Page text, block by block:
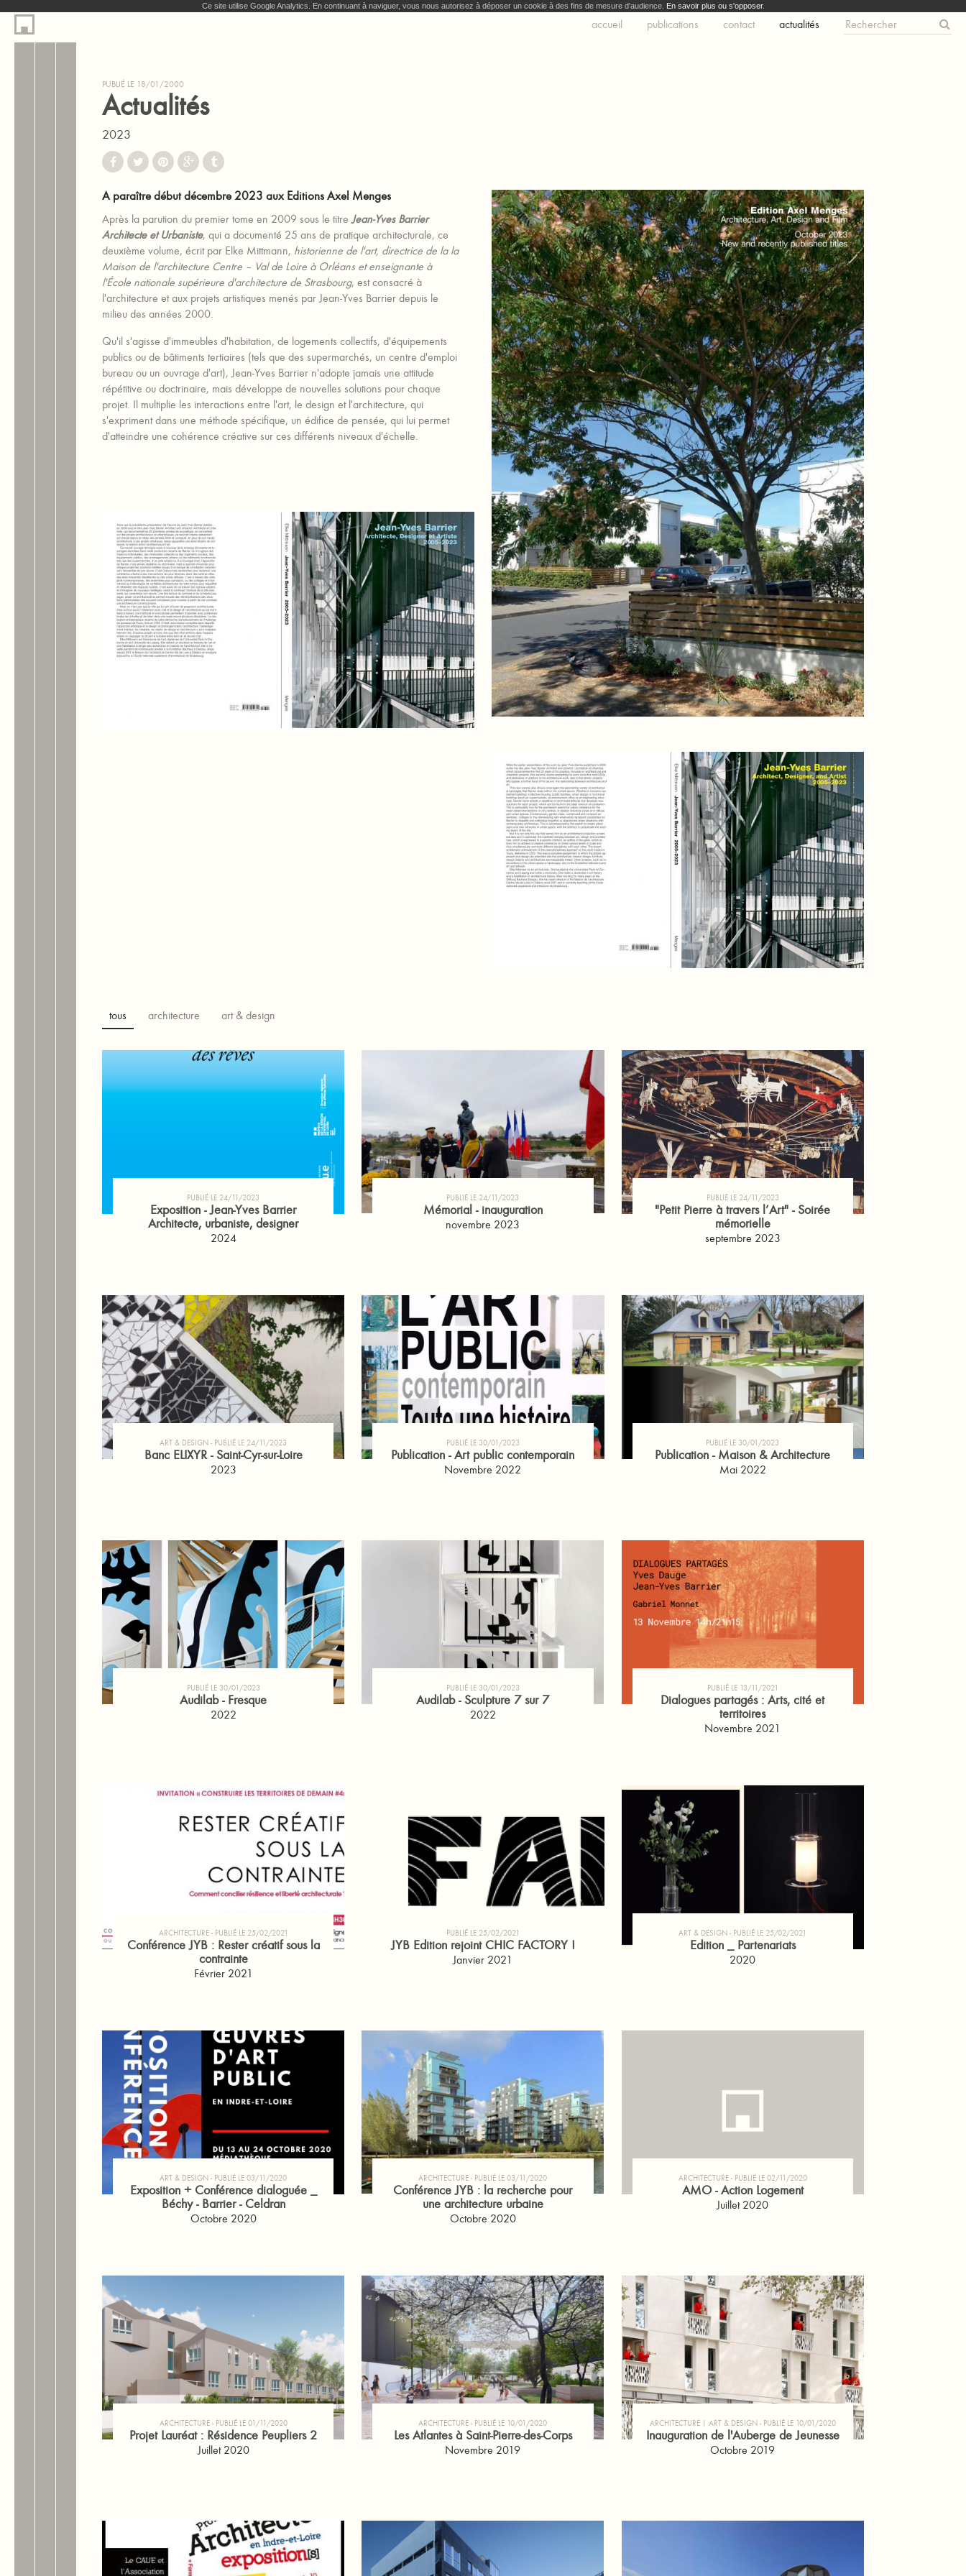
Ce site utilise Google Analytics. En continuant à naviguer, vous nous autorisez à déposer un cookie à des fins de mesure d'audience. En savoir plus ou s'opposer.
accueil publications contact actualités
PUBLIÉ LE 18/01/2000
Actualités
2023
A paraître début décembre 2023 aux Editions Axel Menges
Après la parution du premier tome en 2009 sous le titreJean-Yves Barrier
Architecte et Urbaniste, qui a documenté 25 ans de pratique architecturale, ce
deuxième volume, écrit par Elke Mittmann, historienne de l'art, directrice de la la
Maison de l'architecture Centre – Val de Loire à Orléans et enseignante à
l'École nationale supérieure d'architecture de Strasbourg, est consacré à
l'architecture et aux projets artistiques menés par Jean-Yves Barrier depuis le
milieu des années 2000.
Qu'il s'agisse d'immeubles d'habitation, de logements collectifs, d'équipements
publics ou de bâtiments tertiaires (tels que des supermarchés, un centre d'emploi
bureau ou un ouvrage d'art), Jean-Yves Barrier n'adopte jamais une attitude
répétitive ou doctrinaire, mais développe de nouvelles solutions pour chaque
projet. Il multiplie les interactions entre l'art, le design et l'architecture, qui
s'expriment dans une méthode spécifique, un édifice de pensée, qui lui permet
d'atteindre une cohérence créative sur ces différents niveaux d'échelle.
tous architecture art & design
PUBLIÉ LE 24/11/2023
Exposition - Jean-Yves Barrier
Architecte, urbaniste, designer
2024
PUBLIÉ LE 24/11/2023
Mémorial - inauguration
novembre 2023
PUBLIÉ LE 24/11/2023
"Petit Pierre à travers l’Art" - Soirée
mémorielle
septembre 2023
ART & DESIGN PUBLIÉ LE 24/11/2023
Banc ELIXYR - Saint-Cyr-sur-Loire
2023
PUBLIÉ LE 30/01/2023
Publication - Art public contemporain
Novembre 2022
PUBLIÉ LE 30/01/2023
Publication - Maison & Architecture
Mai 2022
PUBLIÉ LE 30/01/2023
Audilab - Fresque
2022
PUBLIÉ LE 30/01/2023
Audilab - Sculpture 7 sur 7
2022
PUBLIÉ LE 13/11/2021
Dialogues partagés : Arts, cité et
territoires
Novembre 2021
ARCHITECTURE PUBLIÉ LE 25/02/2021
Conférence JYB : Rester créatif sous la
contrainte
Février 2021
PUBLIÉ LE 25/02/2021
JYB Edition rejoint CHIC FACTORY !
Janvier 2021
ART & DESIGN PUBLIÉ LE 25/02/2021
Edition _ Partenariats
2020
ART & DESIGN PUBLIÉ LE 03/11/2020
Exposition + Conférence dialoguée _
Béchy - Barrier - Celdran
Octobre 2020
ARCHITECTURE PUBLIÉ LE 03/11/2020
Conférence JYB : la recherche pour
une architecture urbaine
Octobre 2020
ARCHITECTURE PUBLIÉ LE 02/11/2020
AMO - Action Logement
Juillet 2020
ARCHITECTURE PUBLIÉ LE 01/11/2020
Projet Lauréat : Résidence Peupliers 2
Juillet 2020
ARCHITECTURE PUBLIÉ LE 10/01/2020
Les Atlantes à Saint-Pierre-des-Corps
Novembre 2019
ARCHITECTURE | ART & DESIGN PUBLIÉ LE 10/01/2020
Inauguration de l'Auberge de Jeunesse
Octobre 2019